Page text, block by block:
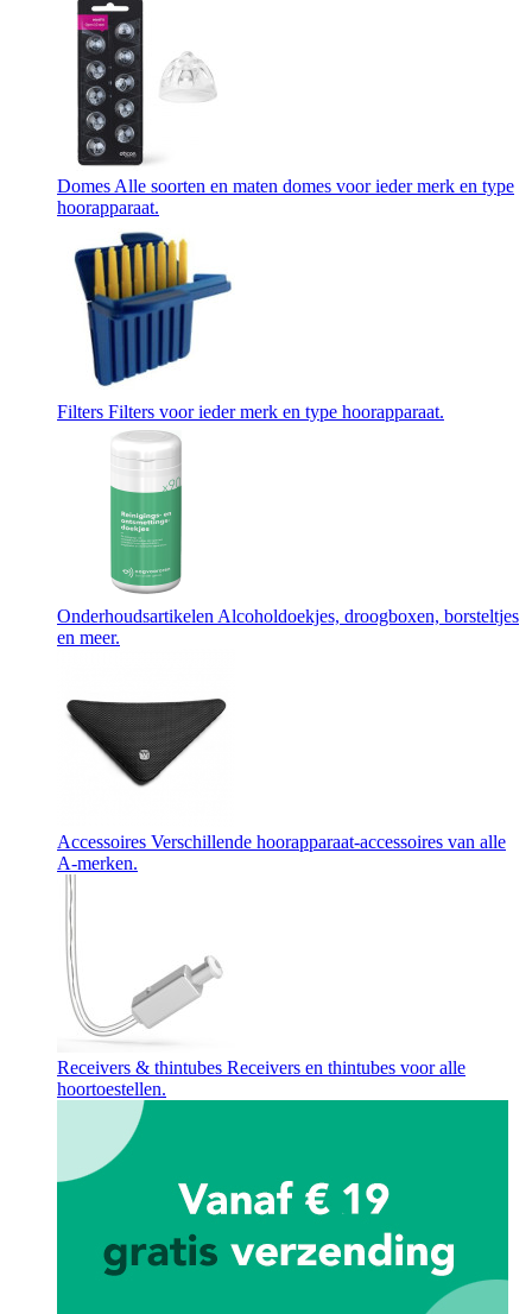
Domes Alle soorten en maten domes voor ieder merk en type
hoorapparaat.
Filters Filters voor ieder merk en type hoorapparaat.
Onderhoudsartikelen Alcoholdoekjes, droogboxen, borsteltjes
en meer.
Accessoires Verschillende hoorapparaat-accessoires van alle
A-merken.
Receivers & thintubes Receivers en thintubes voor alle
hoortoestellen.